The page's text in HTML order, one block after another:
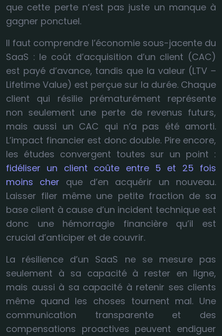
que cette perte n’est pas juste un manque à
gagner ponctuel.
Il faut comprendre l’économie sous-jacente du
SaaS : le coût d’acquisition d’un client (CAC)
est payé d’avance, tandis que la valeur (LTV –
Lifetime Value) est perçue sur la durée. Chaque
client qui résilie prématurément représente
non seulement une perte de revenus futurs,
mais aussi un CAC qui n’a pas été amorti.
L’impact financier est donc double. Pire encore,
les études convergent toutes sur un point :
fidéliser un client coûte entre 5 et 25 fois
moins cher que d’en acquérir un nouveau.
Laisser filer même une petite fraction de sa
base client à cause d’un incident technique est
donc une hémorragie financière qu’il est
crucial d’anticiper et de couvrir.
La résilience d’un SaaS ne se mesure pas
seulement à sa capacité à rester en ligne,
mais aussi à sa capacité à retenir ses clients
même quand les choses tournent mal. Une
communication transparente et des
compensations proactives peuvent endiguer